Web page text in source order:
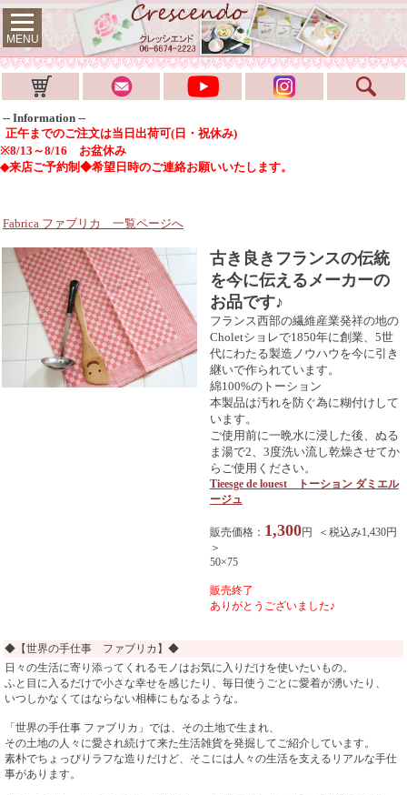
MENU
-- Information --
正午までのご注文は当日出荷可(日・祝休み)
※8/13～8/16 お盆休み
◆来店ご予約制◆希望日時のご連絡お願いいたします。
Fabrica ファブリカ 一覧ページへ
古き良きフランスの伝統
を今に伝えるメーカーの
お品です♪
フランス西部の繊維産業発祥の地の
Choletショレで1850年に創業、5世
代にわたる製造ノウハウを今に引き
継いで作られています。
綿100%のトーション
本製品は汚れを防ぐ為に糊付けして
います。
ご使用前に一晩水に浸した後、ぬる
ま湯で2、3度洗い流し乾燥させてか
らご使用ください。
Tieesge de louest トーション ダミエル
ージュ
販売価格： 1,300円 ＜税込み1,430円
＞
50×75
販売終了
ありがとうございました♪
◆【世界の手仕事 ファブリカ】◆
日々の生活に寄り添ってくれるモノはお気に入りだけを使いたいもの。
ふと目に入るだけで小さな幸せを感じたり、毎日使うごとに愛着が湧いたり、
いつしかなくてはならない相棒にもなるような。
「世界の手仕事 ファブリカ」では、その土地で生まれ、
その土地の人々に愛され続けて来た生活雑貨を発掘してご紹介しています。
素朴でちょっぴりラフな造りだけど、そこには人々の生活を支えるリアルな手仕
事があります。